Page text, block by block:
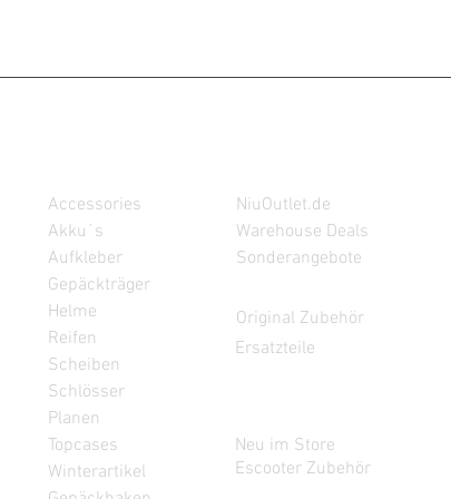
Accessories
Akku´s
Aufkleber
Gepäckträger
Helme
Reifen
Scheiben
Schlösser
Planen
Topcases
Winterartikel
NiuOutlet.de
Warehouse Deals
Sonderangebote
Original Zubehör
Ersatzteile
Neu im Store
Escooter Zubehör